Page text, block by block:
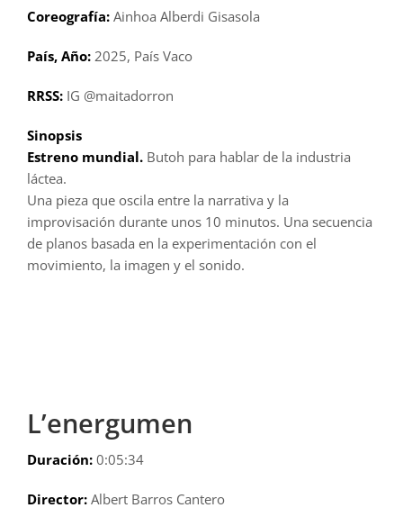
Coreografía:Ainhoa Alberdi Gisasola
País, Año:2025, País Vaco
RRSS:IG @maitadorron
Sinopsis
Estreno mundial.Butoh para hablar de la industria
láctea.
Una pieza que oscila entre la narrativa y la
improvisación durante unos 10 minutos. Una secuencia
de planos basada en la experimentación con el
movimiento, la imagen y el sonido.
L’energumen
Duración: 0:05:34
Director:Albert Barros Cantero